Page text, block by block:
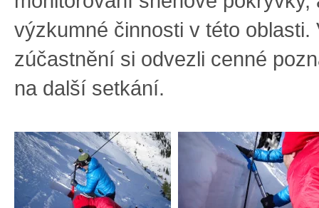
výzkumné činnosti v této oblasti.
zúčastnění si odvezli cenné
na další setkání.